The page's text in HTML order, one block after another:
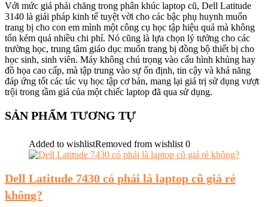
Với mức giá phải chăng trong phân khúc laptop cũ, Dell Latitude
3140 là giải pháp kinh tế tuyệt vời cho các bậc phụ huynh muốn
trang bị cho con em mình một công cụ học tập hiệu quả mà không
tốn kém quá nhiều chi phí. Nó cũng là lựa chọn lý tưởng cho các
trường học, trung tâm giáo dục muốn trang bị đồng bộ thiết bị cho
học sinh, sinh viên. Máy không chú trọng vào cấu hình khủng hay
đồ họa cao cấp, mà tập trung vào sự ổn định, tin cậy và khả năng
đáp ứng tốt các tác vụ học tập cơ bản, mang lại giá trị sử dụng vượt
trội trong tầm giá của một chiếc laptop đã qua sử dụng.
SẢN PHẨM TƯƠNG TỰ
Added to wishlistRemoved from wishlist 0
Dell Latitude 7430 có phải là laptop cũ giá rẻ
không?